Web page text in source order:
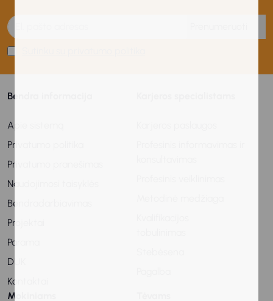
Bendra informacija
Apie sistemą
Privatumo politika
Privatumo pranešimas
Naudojimosi taisyklės
Bendradarbiavimas
Projektai
Parama
DUK
Kontaktai
Mokiniams